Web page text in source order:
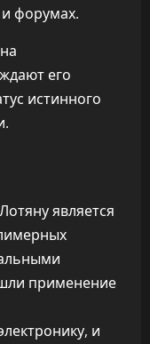
форумах.
его
истинного
является
применение
и